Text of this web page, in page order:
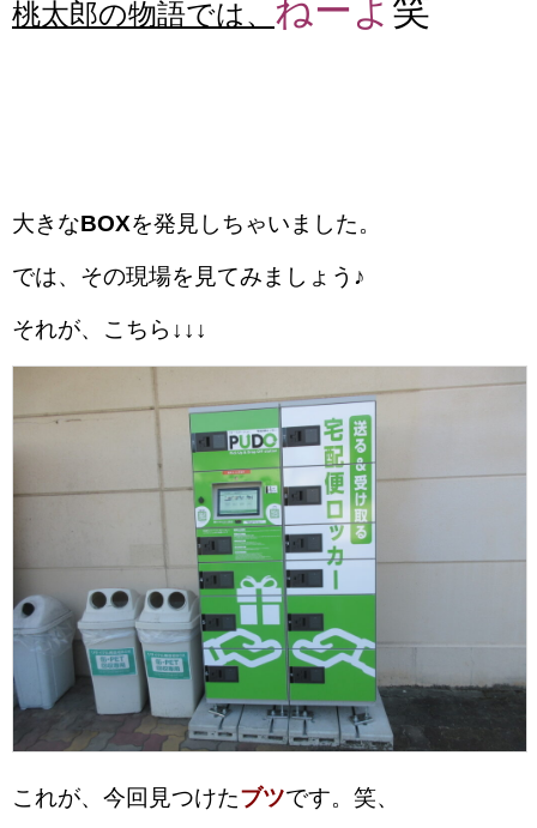
桃太郎の物語では、 ねーよ 笑
大きなBOXを発見しちゃいました。
では、その現場を見てみましょう♪
それが、こちら↓↓↓
これが、今回見つけたブツです。笑、